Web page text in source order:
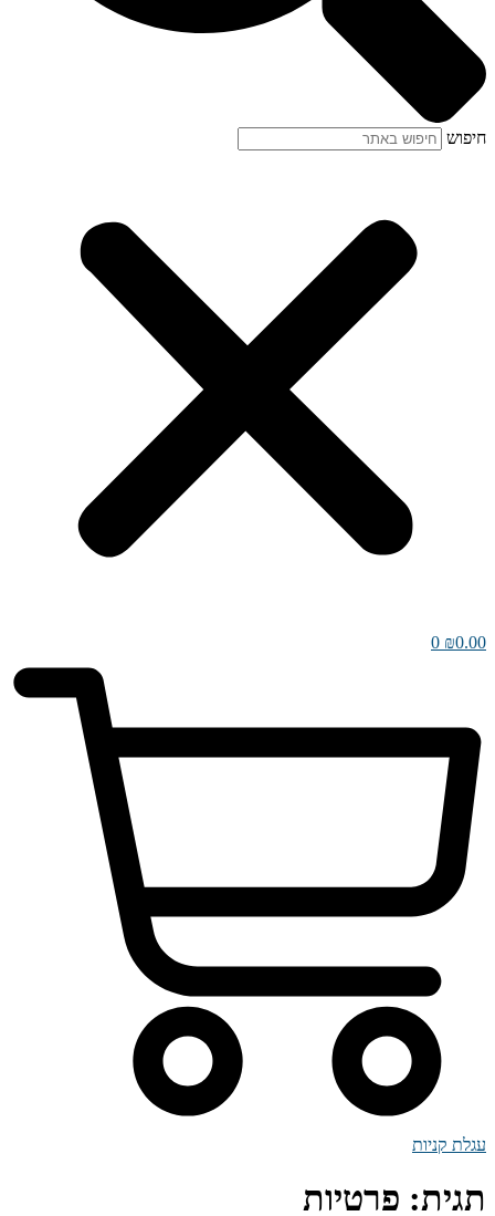
חיפוש
₪0.00
0
עגלת קניות
תגית: פרטיות